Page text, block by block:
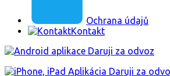
Ochrana údajů
Kontakt